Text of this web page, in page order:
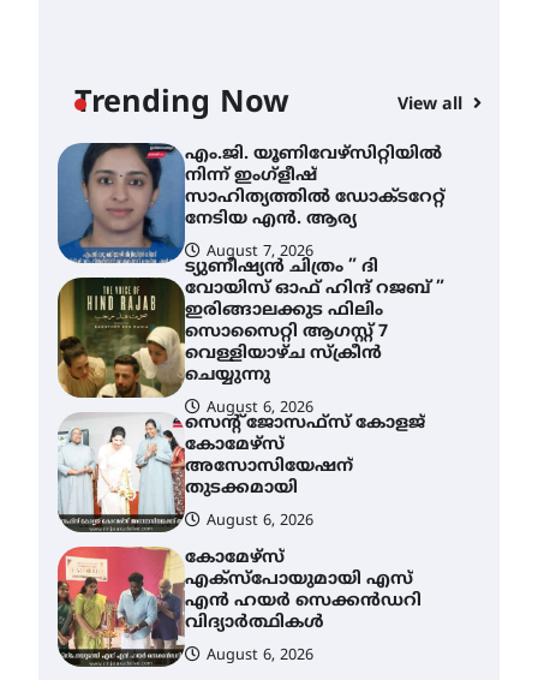
Trending Now View all
നേടിയ എൻ. ആര്യ
ട്യുണീഷ്യൻ ചിത്രം ” ദി
വോയിസ് ഓഫ് ഹിന്ദ് റജബ് ”
ഇരിങ്ങാലക്കുട ഫിലിം
സൊസൈറ്റി ആഗസ്റ്റ് 7
വെള്ളിയാഴ്ച സ്‌ക്രീൻ
ചെയ്യുന്നു
August 6, 2026
സെന്റ് ജോസഫ്സ് കോളജ്
കോമേഴ്‌സ്
അസോസിയേഷന്
തുടക്കമായി
August 6, 2026
കോമേഴ്സ്
എക്സ്പോയുമായി എസ്
എൻ ഹയർ സെക്കൻഡറി
വിദ്യാർത്ഥികൾ
August 6, 2026
സർഗ്ഗസാഹിതി-
കവിതാസംഗമം 2026 കവിതാ
ചർച്ച കാട്ടൂർ, ടി. കെ. ബാലൻ
ഹാളിൽ 16ന്
August 6, 2026